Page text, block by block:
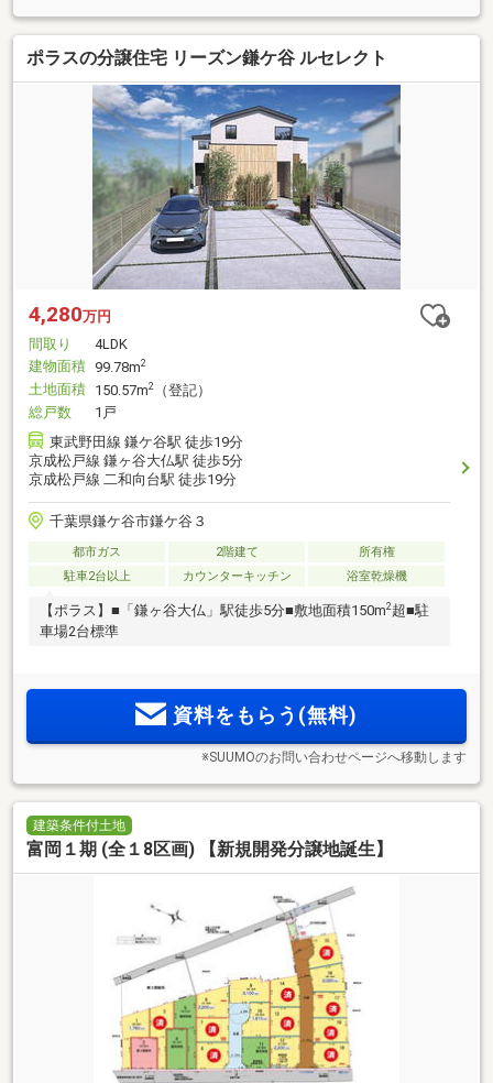
ポラスの分譲住宅 リーズン鎌ケ谷 ルセレクト
4,280万円
間取り
4LDK
建物面積 99.78m2
土地面積 150.57m2
（登記）
総戸数
1戸
東武野田線 鎌ケ谷駅 徒歩19分
京成松戸線 鎌ヶ谷大仏駅 徒歩5分
京成松戸線 二和向台駅 徒歩19分
千葉県鎌ケ谷市鎌ケ谷３
都市ガス 2階建て
所有権
駐車2台以上
カウンターキッチン 浴室乾燥機
【ポラス】■「鎌ヶ谷大仏」駅徒歩5分■敷地面積150m2超■駐
車場2台標準
資料をもらう(無料)
※SUUMOのお問い合わせページへ移動します
建築条件付土地
富岡１期 (全１8区画) 【新規開発分譲地誕生】